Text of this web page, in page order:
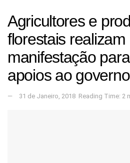
Agricultores e
florestais realizam
manifestação
apoios ao governo
31 de Janeiro, 2018 Reading Time: 2